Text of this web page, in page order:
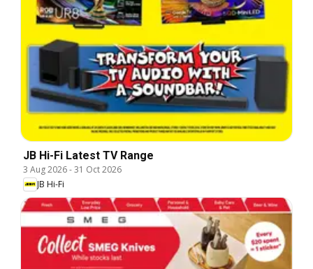
JB Hi-Fi Latest TV Range
3 Aug 2026-31 Oct 2026
JB Hi-Fi